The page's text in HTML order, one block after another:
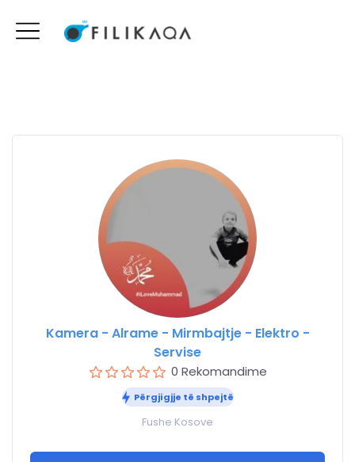
Kamera - Alrame - Mirmbajtje - Elektro -
Servise
0 Rekomandime
Përgjigjje të shpejtë
Fushe Kosove